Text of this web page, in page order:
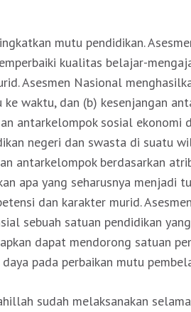
mutu pendidikan.
kualitas belajar-
Asesmen Nasional
waktu, dan (b) kesenjangan
antarkelompok sosial ekonomi
negeri dan swasta di suatu
antarkelompok berdasarkan
apa yang seharusnya menjadi
dan karakter murid.
sebuah satuan pendidikan
dapat mendorong satuan
pada perbaikan mutu
sudah melaksanakan